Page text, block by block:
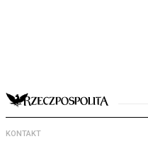
KONTAKT